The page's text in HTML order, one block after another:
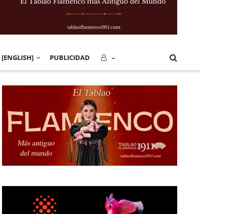
[ENGLISH] PUBLICIDAD –